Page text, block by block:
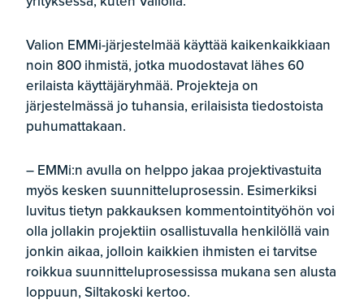
Valion EMMi-järjestelmää käyttää kaikenkaikkiaan
noin 800 ihmistä, jotka muodostavat lähes 60
erilaista käyttäjäryhmää. Projekteja on
järjestelmässä jo tuhansia, erilaisista tiedostoista
puhumattakaan.
– EMMi:n avulla on helppo jakaa projektivastuita
myös kesken suunnitteluprosessin. Esimerkiksi
luvitus tietyn pakkauksen kommentointityöhön voi
olla jollakin projektiin osallistuvalla henkilöllä vain
jonkin aikaa, jolloin kaikkien ihmisten ei tarvitse
roikkua suunnitteluprosessissa mukana sen alusta
loppuun, Siltakoski kertoo.